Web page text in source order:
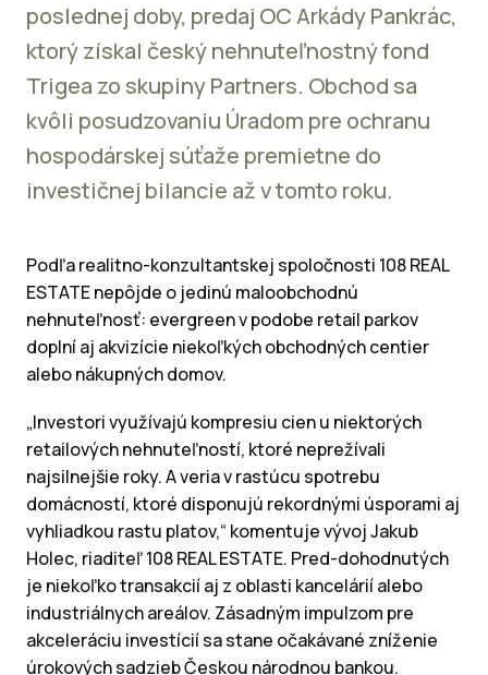
poslednej doby, predaj OC Arkády Pankrác,
ktorý získal český nehnuteľnostný fond
Trigea zo skupiny Partners. Obchod sa
kvôli posudzovaniu Úradom pre ochranu
hospodárskej súťaže premietne do
investičnej bilancie až v tomto roku.
Podľa realitno-konzultantskej spoločnosti 108 REAL
ESTATE nepôjde o jedinú maloobchodnú
nehnuteľnosť: evergreen v podobe retail parkov
doplní aj akvizície niekoľkých obchodných centier
alebo nákupných domov.
„Investori využívajú kompresiu cien u niektorých
retailových nehnuteľností, ktoré neprežívali
najsilnejšie roky. A veria v rastúcu spotrebu
domácností, ktoré disponujú rekordnými úsporami aj
vyhliadkou rastu platov,“ komentuje vývoj Jakub
Holec, riaditeľ 108 REAL ESTATE. Pred-dohodnutých
je niekoľko transakcií aj z oblasti kancelárií alebo
industriálnych areálov. Zásadným impulzom pre
akceleráciu investícií sa stane očakávané zníženie
úrokových sadzieb Českou národnou bankou.